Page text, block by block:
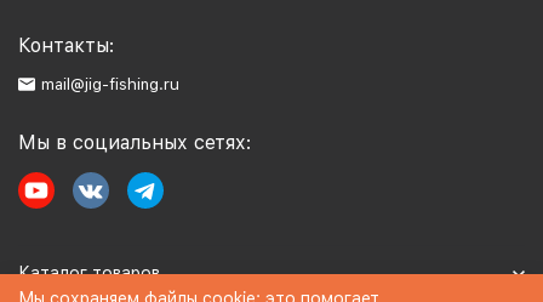
Контакты:
mail@jig-fishing.ru
Мы в социальных сетях:
Каталог товаров